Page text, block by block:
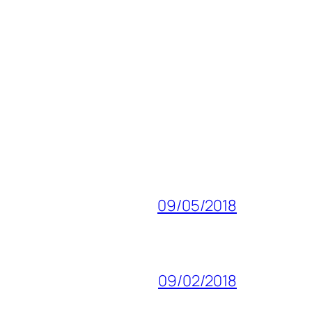
09/05/2018
09/02/2018